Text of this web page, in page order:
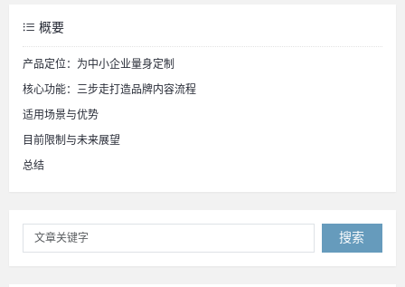
概要
产品定位：为中小企业量身定制
核心功能：三步走打造品牌内容流程
适用场景与优势
目前限制与未来展望
总结
搜索